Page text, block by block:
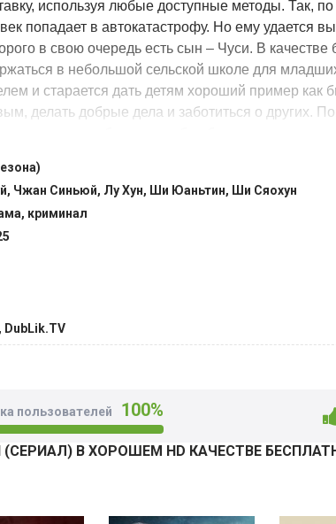
используя любые доступные методы. Так,
попадает в автокатастрофу. Но ему удается
в свою очередь есть сын – Чуси. В качестве
в небольшой сельской школе для
и старается дать детям хороший пример как
делать добрые дела и заботиться о других.
приходится брать на себя обязанности по
Чжао вырос среди тех, в кого мало кто
ему приходится уехать, но по
еще при жизни. @Filmix.fan
Чжан Синьюй, Лу Хун, Ши Юаньтин, Ши Сяохун
криминал
DubLik.TV
пользователей 100%
В ХОРОШЕМ HD КАЧЕСТВЕ